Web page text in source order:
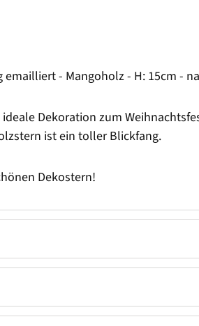
- Mangoholz - H: 15cm -
Dekoration zum
ist ein toller Blickfang.
Dekostern!